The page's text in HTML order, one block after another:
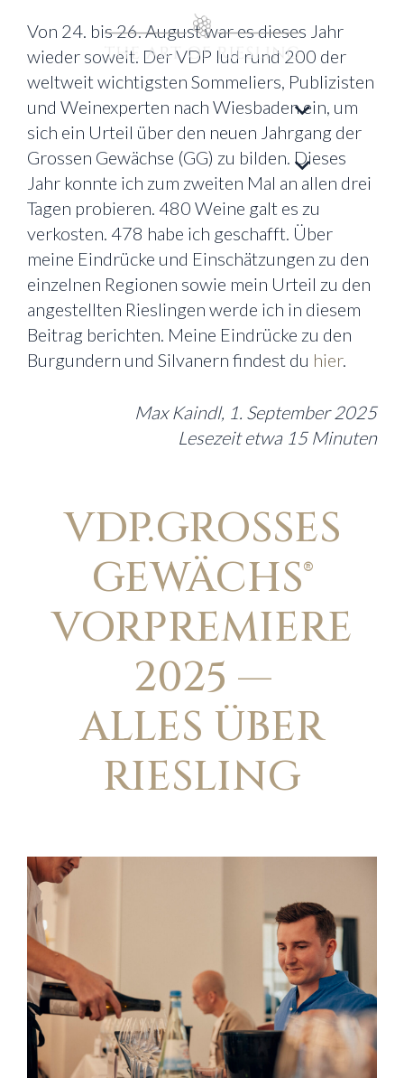
Von 24. bis 26. August war es dieses Jahr
wieder soweit. Der VDP lud rund 200 der
weltweit wichtigsten Sommeliers, Publizisten
und Weinexperten nach Wiesbaden ein, um
sich ein Urteil über den neuen Jahrgang der
Grossen Gewächse (GG) zu bilden. Dieses
Jahr konnte ich zum zweiten Mal an allen drei
Tagen probieren. 480 Weine galt es zu
verkosten. 478 habe ich geschafft. Über
meine Eindrücke und Einschätzungen zu den
einzelnen Regionen sowie mein Urteil zu den
angestellten Rieslingen werde ich in diesem
Beitrag berichten. Meine Eindrücke zu den
Burgundern und Silvanern findest du hier.
Max Kaindl, 1. September 2025
Lesezeit etwa 15 Minuten
VDP.GROSSES
GEWÄCHS®
VORPREMIERE
2025 —
ALLES ÜBER
RIESLING